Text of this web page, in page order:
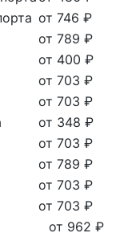
от 746 ₽
от 789 ₽
от 400 ₽
от 703 ₽
от 703 ₽
от 348 ₽
от 703 ₽
от 789 ₽
от 703 ₽
от 703 ₽
от 962 ₽